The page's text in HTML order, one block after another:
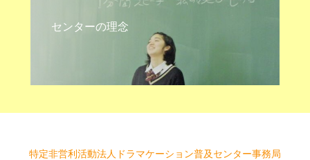
センターの理念
特定非営利活動法人ドラマケーション普及センター事務局